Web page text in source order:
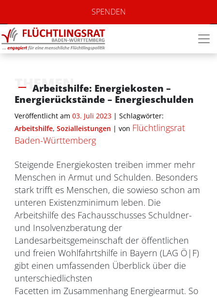
SPENDEN
THEMEN
Arbeitshilfe: Energiekosten –
Energierückstände – Energieschulden
Veröffentlicht am 03. Juli 2023 | Schlagwörter:
Arbeitshilfe, Sozialleistungen | von Flüchtlingsrat
Baden-Württemberg
Steigende Energiekosten treiben immer mehr
Menschen in Armut und Schulden. Besonders
stark trifft es Menschen, die sowieso schon am
unteren Existenzminimum leben. Die
Arbeitshilfe des Fachausschusses Schuldner-
und Insolvenzberatung der
Landesarbeitsgemeinschaft der öffentlichen
und freien Wohlfahrtshilfe in Bayern (LAG Ö|F)
gibt einen umfassenden Überblick über die
unterschiedlichsten
Facetten im Zusammenhang Energiearmut. So